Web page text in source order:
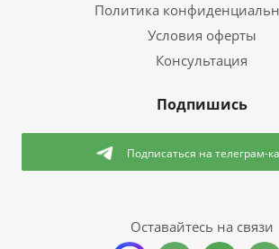
Политика
Условия оферты
Консультация
Подпишись
Подписаться на телеграм-
Оставайтесь на связи